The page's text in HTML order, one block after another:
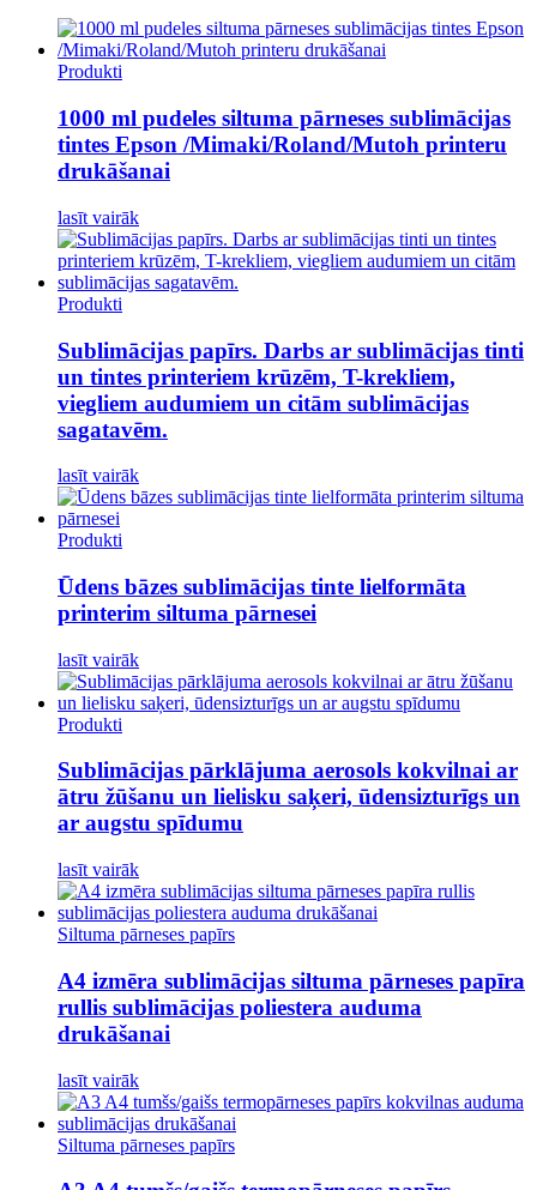
Produkti
1000 ml pudeles siltuma pārneses sublimācijas
tintes Epson /Mimaki/Roland/Mutoh printeru
drukāšanai
lasīt vairāk
Produkti
Sublimācijas papīrs. Darbs ar sublimācijas tinti
un tintes printeriem krūzēm, T-krekliem,
viegliem audumiem un citām sublimācijas
sagatavēm.
lasīt vairāk
Produkti
Ūdens bāzes sublimācijas tinte lielformāta
printerim siltuma pārnesei
lasīt vairāk
Produkti
Sublimācijas pārklājuma aerosols kokvilnai ar
ātru žūšanu un lielisku saķeri, ūdensizturīgs un
ar augstu spīdumu
lasīt vairāk
Siltuma pārneses papīrs
A4 izmēra sublimācijas siltuma pārneses papīra
rullis sublimācijas poliestera auduma
drukāšanai
lasīt vairāk
Siltuma pārneses papīrs